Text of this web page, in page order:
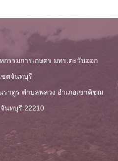
รรมการเกษตร มทร.ตะวันออก
ขตจันทบุรี
ราดูร ตำบลพลวง อำเภอเขาคิชฌ
นทบุรี 22210